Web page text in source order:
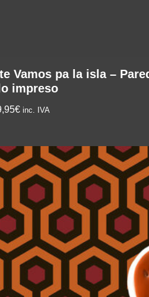
Vamos pa la isla –
impreso
inc. IVA